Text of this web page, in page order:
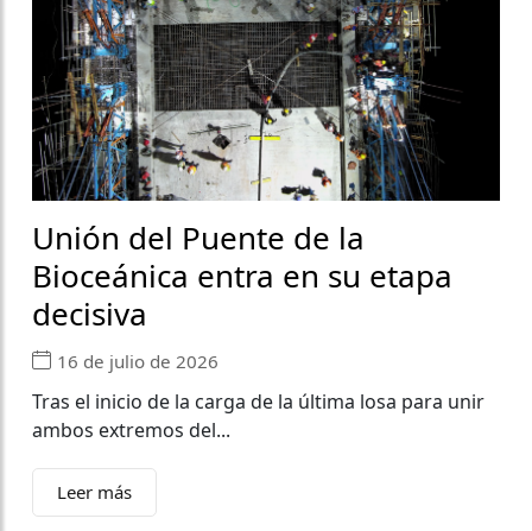
Unión del Puente de la
Bioceánica entra en su etapa
decisiva
16 de julio de 2026
Tras el inicio de la carga de la última losa para unir
ambos extremos del...
Leer más